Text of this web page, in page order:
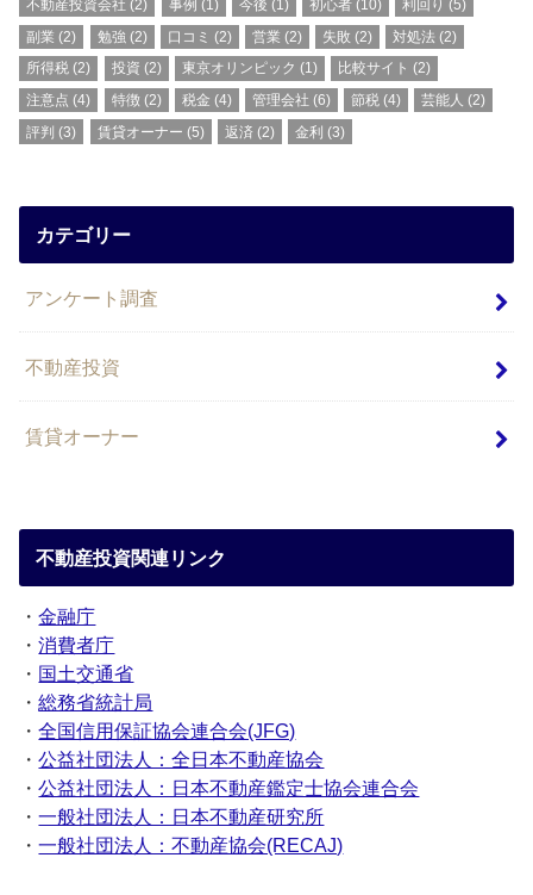
不動産投資会社 (2) 事例 (1) 今後 (1) 初心者 (10) 利回り (5)
副業 (2) 勉強 (2) 口コミ (2) 営業 (2) 失敗 (2) 対処法 (2)
所得税 (2) 投資 (2) 東京オリンピック (1) 比較サイト (2)
注意点 (4) 特徴(2) 税金 (4) 管理会社 (6) 節税 (4) 芸能人 (2)
評判 (3) 賃貸オーナー (5) 返済 (2) 金利 (3)
カテゴリー
アンケート調査
不動産投資
賃貸オーナー
不動産投資関連リンク
・金融庁
・消費者庁
・ 国土交通省
・総務省統計局
・全国信用保証協会連合会(JFG)
・公益社団法人：全日本不動産協会
・公益社団法人：日本不動産鑑定士協会連合会
・一般社団法人：日本不動産研究所
・一般社団法人：不動産協会(RECAJ)